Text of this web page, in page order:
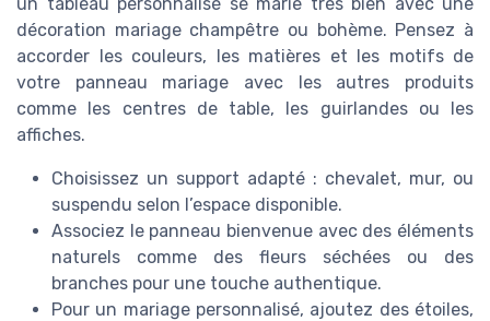
décoration mariage champêtre ou bohème. Pensez à
accorder les couleurs, les matières et les motifs de
votre panneau mariage avec les autres produits
comme les centres de table, les guirlandes ou les
affiches.
Choisissez un support adapté : chevalet, mur, ou
suspendu selon l’espace disponible.
Associez le panneau bienvenue avec des éléments
naturels comme des fleurs séchées ou des
branches pour une touche authentique.
Pour un mariage personnalisé, ajoutez des étoiles,